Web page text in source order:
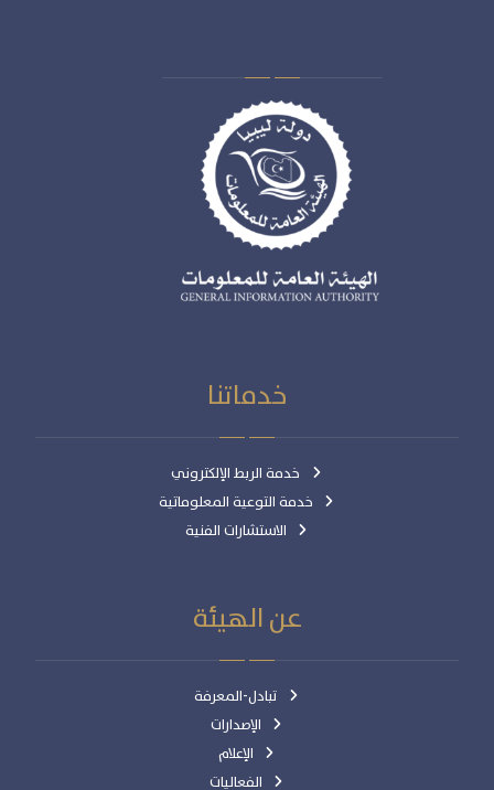
خدماتنا
خدمة الربط الإلكتروني
خدمة التوعية المعلوماتية
الاستشارات الفنية
عن الهيئة
تبادل-المعرفة
الإصدارات
الإعلام
الفعاليات